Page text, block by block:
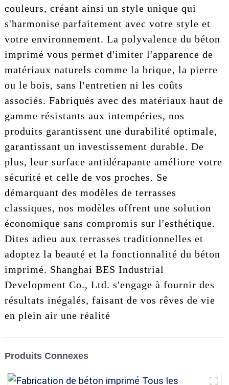
couleurs, créant ainsi un style unique qui
s'harmonise parfaitement avec votre style et
votre environnement. La polyvalence du béton
imprimé vous permet d'imiter l'apparence de
matériaux naturels comme la brique, la pierre
ou le bois, sans l'entretien ni les coûts
associés. Fabriqués avec des matériaux haut de
gamme résistants aux intempéries, nos
produits garantissent une durabilité optimale,
garantissant un investissement durable. De
plus, leur surface antidérapante améliore votre
sécurité et celle de vos proches. Se
démarquant des modèles de terrasses
classiques, nos modèles offrent une solution
économique sans compromis sur l'esthétique.
Dites adieu aux terrasses traditionnelles et
adoptez la beauté et la fonctionnalité du béton
imprimé. Shanghai BES Industrial
Development Co., Ltd. s'engage à fournir des
résultats inégalés, faisant de vos rêves de vie
en plein air une réalité
Produits Connexes